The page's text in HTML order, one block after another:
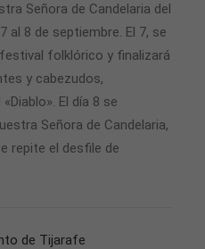
Señora de Candelaria del
al 8 de septiembre. El 7, se
folklórico y finalizará
y cabezudos,
El día 8 se
Señora de Candelaria,
repite el desfile de
de Tijarafe